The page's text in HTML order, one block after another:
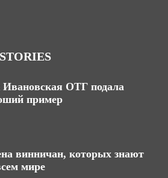
ОТГ подала
пример
винничан, которых знают
мире